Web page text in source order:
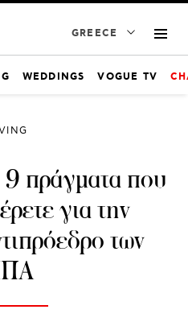
GREECE
WEDDINGS VOGUE TV
πράγματα που
για την
των